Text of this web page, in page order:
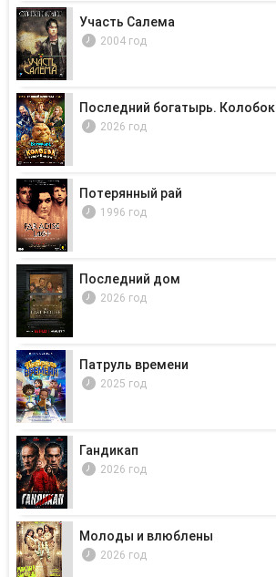
Участь Салема
2004 год
Последний богатырь. Колобок
2026 год
Потерянный рай
1996 год
Последний дом
2026 год
Патруль времени
2025 год
Гандикап
2026 год
Молоды и влюблены
2026 год